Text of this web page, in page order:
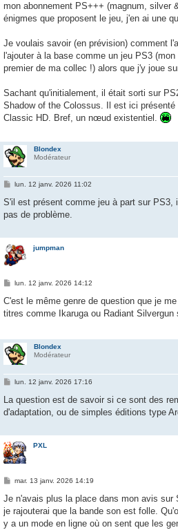
a
g
mon abonnement PS+++ (magnum, silver
énigmes que proposent le jeu, j'en ai une
Je voulais savoir (en prévision) comment
l'ajouter à la base comme un jeu PS3
premier de ma collec !) alors que j'y joue
Sachant qu'initialement, il était sorti sur
Shadow of the Colossus. Il est ici
Classic HD. Bref, un nœud existentiel.
Blondex
Modérateur
M
s
a
lun. 12 janv. 2026 11:02
S'il est présent comme jeu à part sur PS3,
pas de problème.
jumpman
M
s
a
lun. 12 janv. 2026 14:12
C'est le même genre de question que je
titres comme Ikaruga ou Radiant Silvergun
Blondex
Modérateur
M
s
a
lun. 12 janv. 2026 17:16
La question est de savoir si ce sont des
d'adaptation, ou de simples éditions type
PXL
M
s
a
g
mar. 13 janv. 2026 14:19
Je n'avais plus la place dans mon avis sur
je rajouterai que la bande son est folle.
y a un mode en ligne où on sent que les